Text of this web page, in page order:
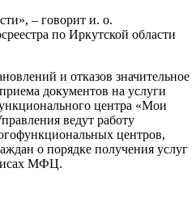
– говорит и. о.
по Иркутской области
и отказов значительное
документов на услуги
центра «Мои
ведут работу
центров,
о порядке получения услуг
МФЦ.